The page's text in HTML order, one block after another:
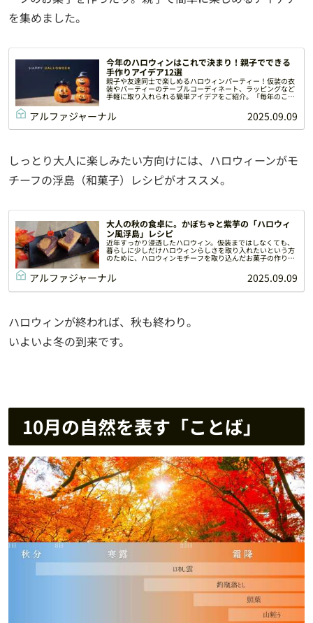
を集めました。
今年のハロウィンはこれで決まり！親子でできる
手作りアイデア12選
親子や友達同士で楽しめるハロウィンパーティー！仮装の衣
装やパーティーのテーブルコーディネート、ラッピングなど
手軽に取り入れられる簡単アイデアをご紹介。「毎年のこと
なので、アイデアに困ってしまう」とお悩みの方も、ぜひ参
考にしてみてくださいね。
アルファジャーナル 2025.09.09
しっとり大人に楽しみたい方向けには、ハロウィーンがモ
チーフの浮島（和菓子）レシピがオススメ。
大人の秋の食卓に。かぼちゃと紫芋の「ハロウィ
ン風浮島」レシピ
近年すっかり浸透したハロウィン。仮装まではしなくても、
暮らしに少しだけハロウィンらしさを取り入れたいという方
のために、ハロウィンモチーフを取り込んだお菓子の作り方
アルファジャーナル 2025.09.09
ハロウィンが終われば、秋も終わり。
いよいよ冬の到来です。
10月の自然を表す「ことば」